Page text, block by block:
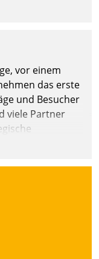
vor einem
das erste
und Besucher
viele Partner